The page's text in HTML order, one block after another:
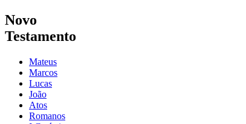
Novo
Testamento
Mateus
Marcos
Lucas
João
Atos
Romanos